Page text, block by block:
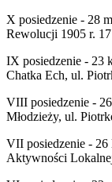
X posiedzenie - 28
Rewolucji 1905 r. 17
IX posiedzenie - 23
Chatka Ech, ul.
VIII posiedzenie -
Młodzieży, ul.
VII posiedzenie - 26
Aktywności